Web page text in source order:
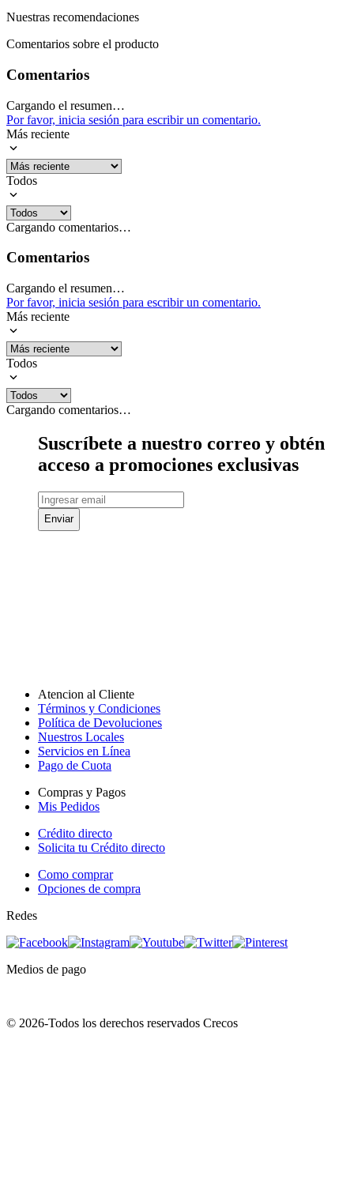
meses respalda la durabilidad.
El acabado negro junto con la eficiencia del refrigerante ECO
espacio del necesario. Ideal para tener una bebida lista para servir en
Mostrar más
Nuestras recomendaciones
Comentarios sobre el producto
Comentarios
Cargando el resumen…
Por favor, inicia sesión para escribir un comentario.
Más reciente
Todos
Cargando comentarios…
Comentarios
Cargando el resumen…
Por favor, inicia sesión para escribir un comentario.
Más reciente
Todos
Cargando comentarios…
Suscríbete a nuestro correo y obtén
acceso a promociones exclusivas
Enviar
Atencion al Cliente
Términos y Condiciones
Política de Devoluciones
Nuestros Locales
Servicios en Línea
Pago de Cuota
Compras y Pagos
Mis Pedidos
Crédito directo
Solicita tu Crédito directo
Como comprar
Opciones de compra
Redes
Medios de pago
© 2026-Todos los derechos reservados Crecos